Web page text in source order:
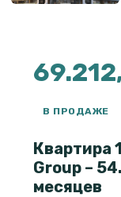
В ПРОДАЖЕ
Квартира
Group –
месяцев